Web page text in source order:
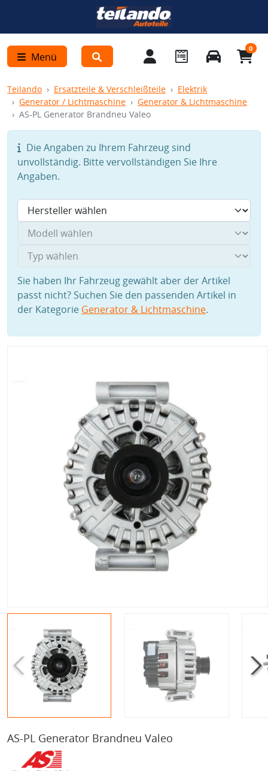
Menü
0
Teilando Ersatzteile & Verschleißteile
Elektrik
Generator / Lichtmaschine
Generator & Lichtmaschine
AS-PL Generator Brandneu Valeo
Die Angaben zu Ihrem Fahrzeug sind
unvollständig. Bitte vervollständigen Sie Ihre
Angaben.
Sie haben Ihr Fahrzeug gewählt aber der Artikel
passt nicht? Suchen Sie den passenden Artikel in
der Kategorie Generator & Lichtmaschine.
AS-PL Generator Brandneu Valeo